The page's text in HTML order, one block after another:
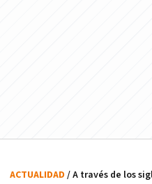
ACTUALIDAD / A través de los